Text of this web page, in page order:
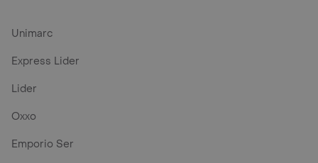
Unimarc
Express Lider
Lider
Oxxo
Emporio Ser